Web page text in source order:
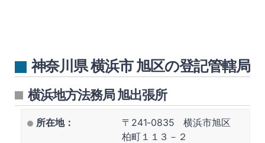
神奈川県 横浜市 旭区の登記管轄局
横浜地方法務局 旭出張所
所在地：
〒241-0835 横浜市旭区
柏町１１３－２